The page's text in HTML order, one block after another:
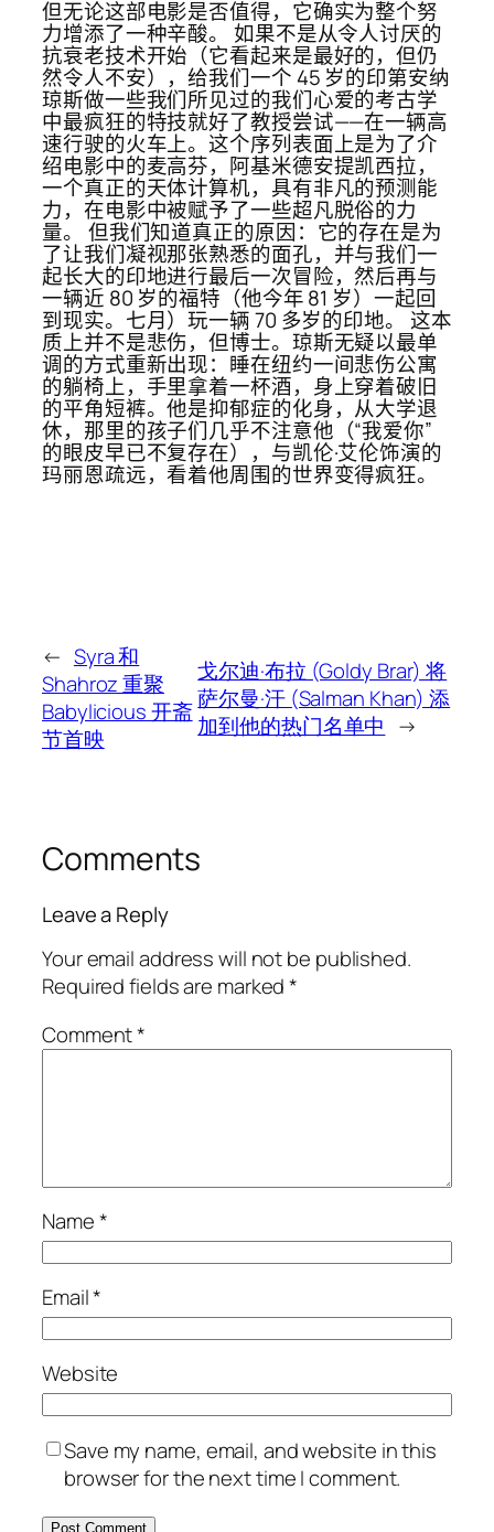
但无论这部电影是否值得，它确实为整个努
力增添了一种辛酸。 如果不是从令人讨厌的
抗衰老技术开始（它看起来是最好的，但仍
然令人不安），给我们一个 45 岁的印第安纳
琼斯做一些我们所见过的我们心爱的考古学
中最疯狂的特技就好了教授尝试——在一辆高
速行驶的火车上。这个序列表面上是为了介
绍电影中的麦高芬，阿基米德安提凯西拉，
一个真正的天体计算机，具有非凡的预测能
力，在电影中被赋予了一些超凡脱俗的力
量。 但我们知道真正的原因：它的存在是为
了让我们凝视那张熟悉的面孔，并与我们一
起长大的印地进行最后一次冒险，然后再与
一辆近 80 岁的福特（他今年 81 岁）一起回
到现实。七月）玩一辆 70 多岁的印地。 这本
质上并不是悲伤，但博士。琼斯无疑以最单
调的方式重新出现：睡在纽约一间悲伤公寓
的躺椅上，手里拿着一杯酒，身上穿着破旧
的平角短裤。他是抑郁症的化身，从大学退
休，那里的孩子们几乎不注意他（“我爱你”
的眼皮早已不复存在），与凯伦·艾伦饰演的
玛丽恩疏远，看着他周围的世界变得疯狂。
← Syra 和
Shahroz 重聚
Babylicious 开斋
节首映
戈尔迪·布拉 (Goldy Brar) 将
萨尔曼·汗 (Salman Khan) 添
加到他的热门名单中 →
Comments
Leave a Reply
Your email address will not be published.
Required fields are marked*
Comment*
Name*
Email*
Website
Save my name, email, and website in this
browser for the next time I comment.